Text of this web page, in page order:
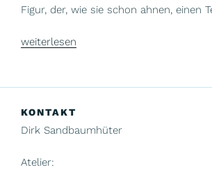
Figur, der, wie sie schon ahnen, einen
„Wolfsburg
weiterlesen
KONTAKT
Dirk Sandbaumhüter
Atelier: